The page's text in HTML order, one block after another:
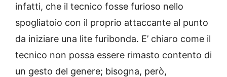
infatti, che il tecnico fosse furioso nello
spogliatoio con il proprio attaccante al punto
da iniziare una lite furibonda. E’ chiaro come il
tecnico non possa essere rimasto contento di
un gesto del genere; bisogna, però,